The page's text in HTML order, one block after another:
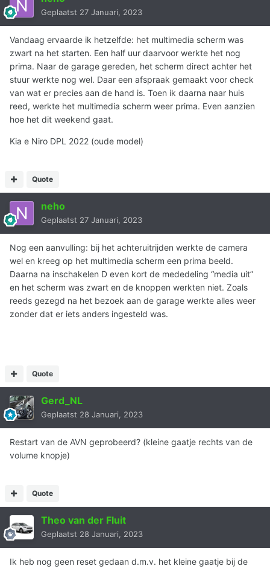
Geplaatst 27 Januari, 2023
Vandaag ervaarde ik hetzelfde: het multimedia scherm was
zwart na het starten. Een half uur daarvoor werkte het nog
prima. Naar de garage gereden, het scherm direct achter het
stuur werkte nog wel. Daar een afspraak gemaakt voor check
van wat er precies aan de hand is. Toen ik daarna naar huis
reed, werkte het multimedia scherm weer prima. Even aanzien
hoe het dit weekend gaat.
Kia e Niro DPL 2022 (oude model)
Quote
neho
Geplaatst 27 Januari, 2023
Nog een aanvulling: bij het achteruitrijden werkte de camera
wel en kreeg op het multimedia scherm een prima beeld.
Daarna na inschakelen D even kort de mededeling “media uit”
en het scherm was zwart en de knoppen werkten niet. Zoals
reeds gezegd na het bezoek aan de garage werkte alles weer
zonder dat er iets anders ingesteld was.
Quote
Gerd_NL
Geplaatst 28 Januari, 2023
Restart van de AVN geprobeerd? (kleine gaatje rechts van de
volume knopje)
Quote
Theo van der Fluit
Geplaatst 28 Januari, 2023
Ik heb nog geen reset gedaan d.m.v. het kleine gaatje bij de